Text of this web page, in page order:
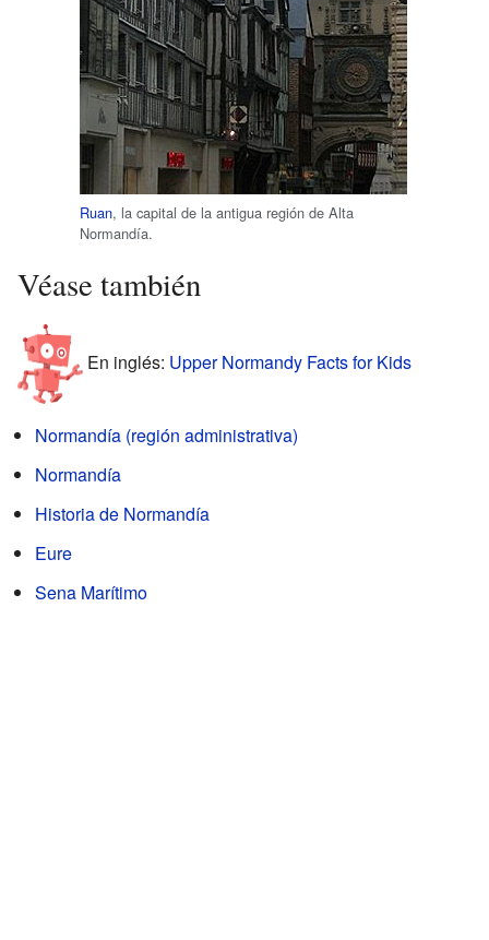
Ruan, la capital de la antigua región de Alta
Normandía.
Véase también
En inglés: Upper Normandy Facts for Kids
Normandía (región administrativa)
Normandía
Historia de Normandía
Eure
Sena Marítimo